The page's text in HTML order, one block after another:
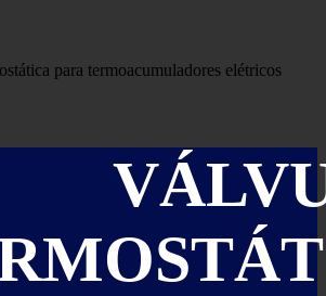
para termoacumuladores elétricos